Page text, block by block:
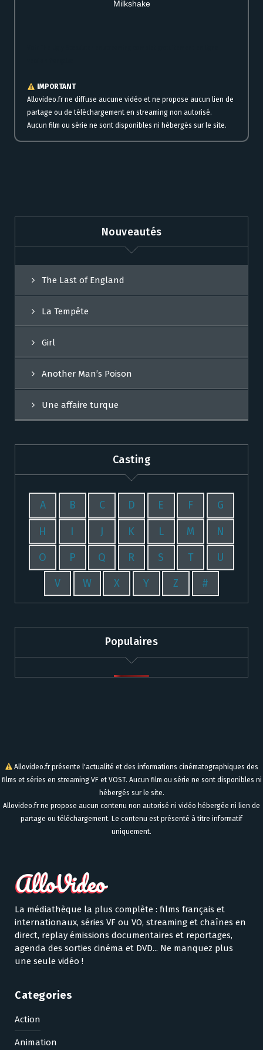
Milkshake
IMPORTANT
Allovideo.fr ne diffuse aucune vidéo et ne propose aucun lien de
partage ou de téléchargement en streaming non autorisé.
Aucun film ou série ne sont disponibles ni hébergés sur le site.
Nouveautés
The Last of England
La Tempête
Girl
Another Man’s Poison
Une affaire turque
Casting
A B C D E F G
H I J K L M N
O P Q R S T U
V W X Y Z #
Populaires
Allovideo.fr présente l'actualité et des informations cinématographiques des
films et séries en streaming VF et VOST. Aucun film ou série ne sont disponibles ni
hébergés sur le site.
Allovideo.fr ne propose aucun contenu non autorisé ni vidéo hébergée ni lien de
partage ou téléchargement. Le contenu est présenté à titre informatif
uniquement.
La médiathèque la plus complète : films français et
internationaux, séries VF ou VO, streaming et chaînes en
direct, replay émissions documentaires et reportages,
agenda des sorties cinéma et DVD... Ne manquez plus
une seule vidéo !
Categories
Action
Animation